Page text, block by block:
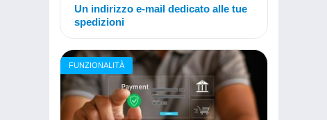
Un indirizzo e-mail dedicato alle tue
spedizioni
FUNZIONALITÀ